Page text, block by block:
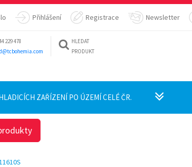
Přihlášení Registrace Newsletter
229 478
HLEDAT
PRODUKT
ZAŘÍZENÍ PO ÚZEMÍ CELÉ ČR.